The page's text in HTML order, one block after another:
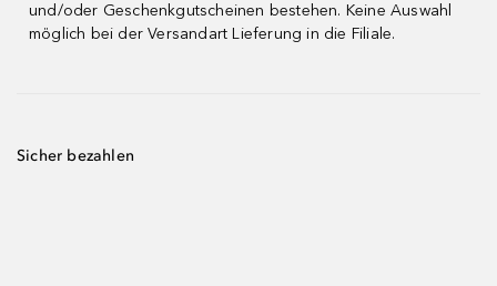
und/oder Geschenkgutscheinen bestehen. Keine Auswahl
möglich bei der Versandart Lieferung in die Filiale.
Sicher bezahlen